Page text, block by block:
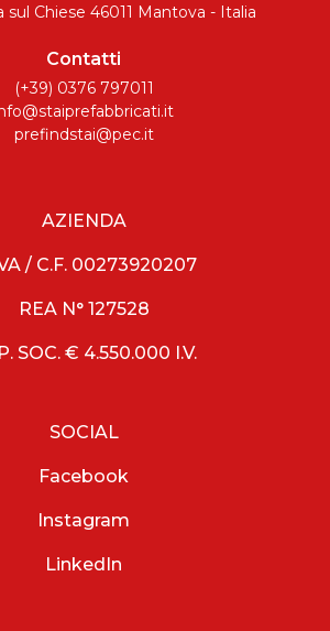
sul Chiese 46011 Mantova - Italia
Contatti
(+39) 0376 797011
prefindstai@pec.it
AZIENDA
/ C.F. 00273920207
REA N° 127528
SOC. € 4.550.000 I.V.
SOCIAL
Facebook
Instagram
LinkedIn